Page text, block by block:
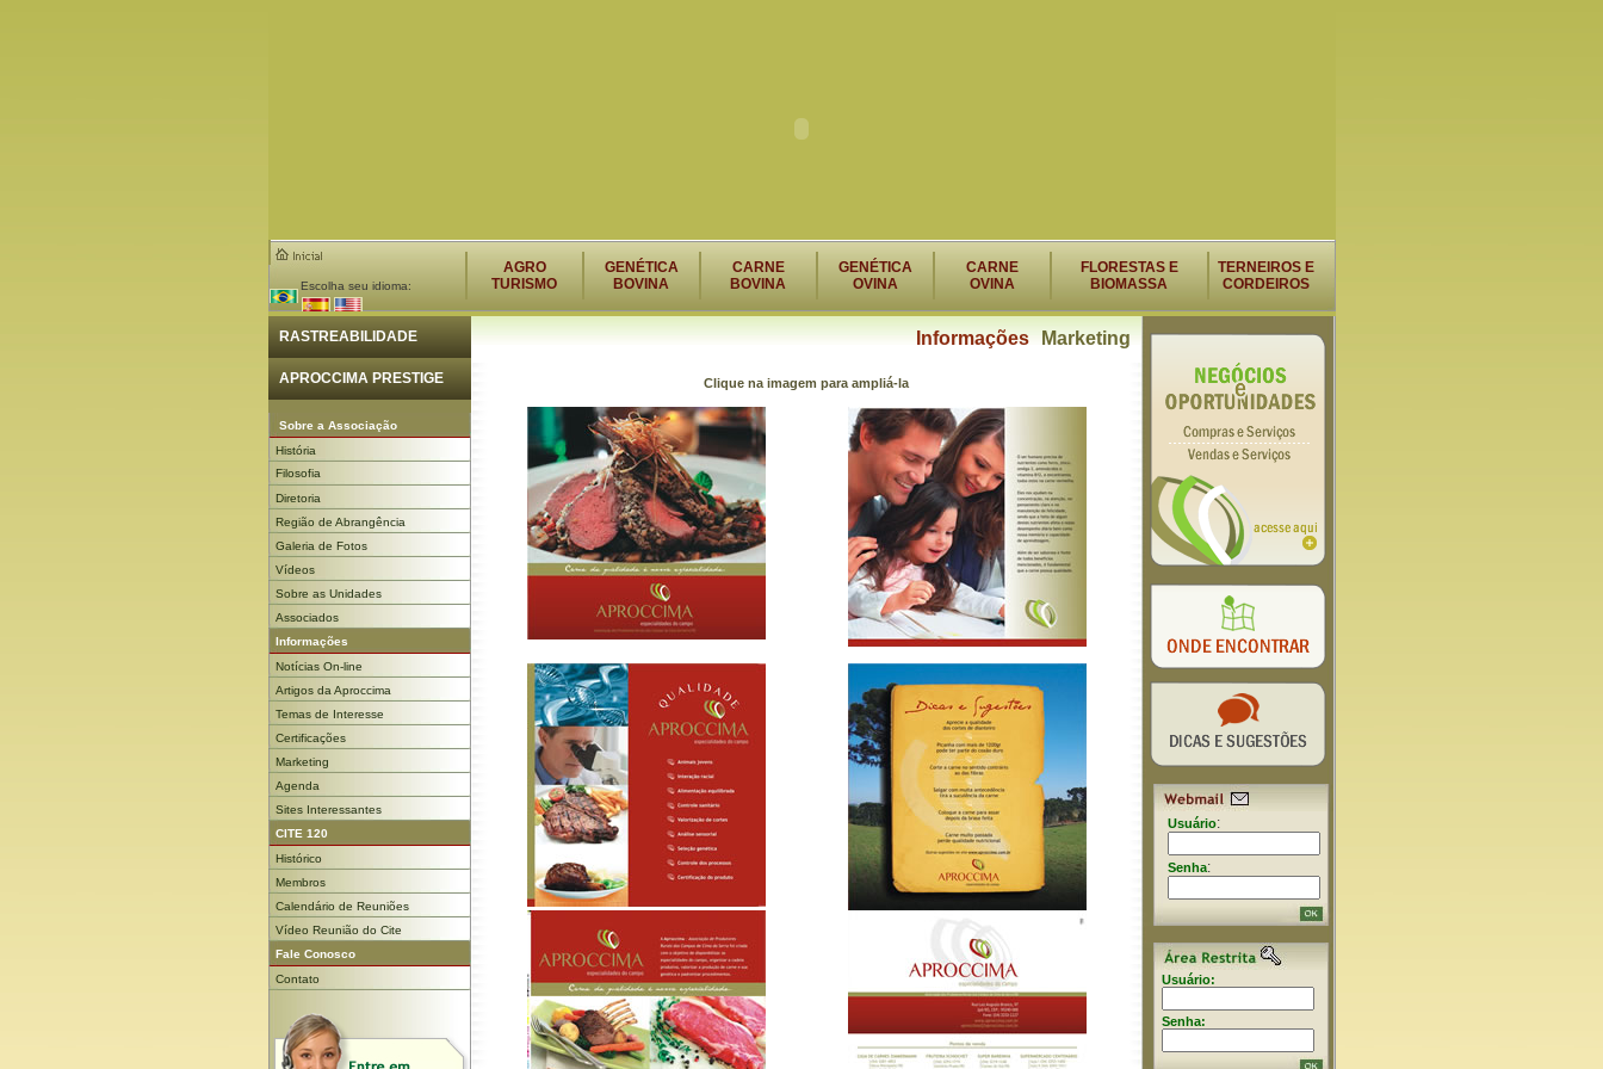
Escolha seu idioma:
AGRO
TURISMO
GENÉTICA
BOVINA
CARNE
BOVINA
GENÉTICA
OVINA
CARNE
OVINA
FLORESTAS E
BIOMASSA
TERNEIROS E
CORDEIROS
RASTREABILIDADE
APROCCIMA PRESTIGE
Sobre a Associação
História
Filosofia
Diretoria
Região de Abrangência
Galeria de Fotos
Vídeos
Sobre as Unidades
Associados
Informações
Notícias On-line
Artigos da Aproccima
Temas de Interesse
Certificações
Marketing
Agenda
Sites Interessantes
CITE 120
Histórico
Membros
Calendário de Reuniões
Vídeo Reunião do Cite
Fale Conosco
Contato
Marketing
Informações
Clique na imagem para ampliá-la
Usuário:
Senha:
Usuário:
Senha: